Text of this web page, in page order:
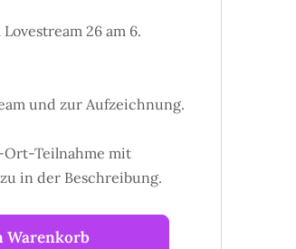
26 am 6.
und zur Aufzeichnung.
Teilnahme mit
in der Beschreibung.
Warenkorb